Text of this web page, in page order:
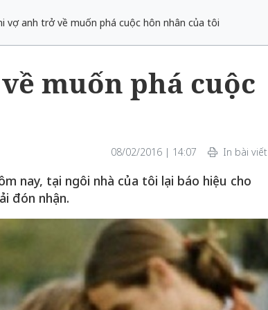
vợ anh trở về muốn phá cuộc hôn nhân của tôi
muốn phá cuộc
08/02/2016 | 14:07 In bài viết
nay, tại ngôi nhà của tôi lại báo hiệu cho
đón nhận.